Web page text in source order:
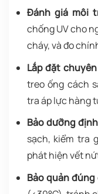
Đánh giá môi
chống UV cho
cháy, và đo
Lắp đặt
treo ống cách
tra áp lực hàng
Bảo dưỡng
sạch, kiểm tra
phát hiện vết
Bảo quản đúng